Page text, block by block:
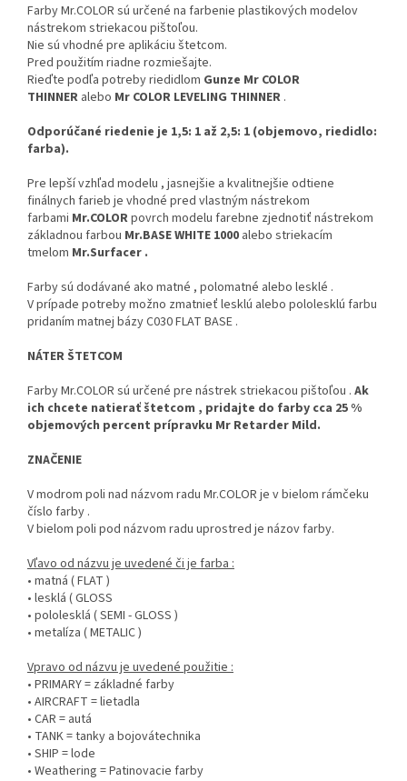
Farby Mr.COLOR sú určené na farbenie plastikových modelov
nástrekom striekacou pištoľou.
Nie sú vhodné pre aplikáciu štetcom.
Pred použitím riadne rozmiešajte.
Rieďte podľa potreby riedidlom Gunze Mr COLOR
THINNER alebo Mr COLOR LEVELING THINNER .
Odporúčané riedenie je 1,5: 1 až 2,5: 1 (objemovo, riedidlo:
farba).
Pre lepší vzhľad modelu , jasnejšie a kvalitnejšie odtiene
finálnych farieb je vhodné pred vlastným nástrekom
farbami Mr.COLORpovrch modelu farebne zjednotiť nástrekom
základnou farbou Mr.BASE WHITE 1000 alebo striekacím
tmelom Mr.Surfacer .
Farby sú dodávané ako matné , polomatné alebo lesklé .
V prípade potreby možno zmatnieť lesklú alebo pololesklú farbu
pridaním matnej bázy C030 FLAT BASE .
NÁTER ŠTETCOM
Farby Mr.COLOR sú určené pre nástrek striekacou pištoľou . Ak
ich chcete natierať štetcom , pridajte do farby cca 25 %
objemových percent prípravku Mr Retarder Mild.
ZNAČENIE
V modrom poli nad názvom radu Mr.COLOR je v bielom rámčeku
číslo farby .
V bielom poli pod názvom radu uprostred je názov farby.
Vľavo od názvu je uvedené či je farba :
• matná ( FLAT )
• lesklá ( GLOSS
• pololesklá ( SEMI - GLOSS )
• metalíza ( METALIC )
Vpravo od názvu je uvedené použitie :
• PRIMARY = základné farby
• AIRCRAFT = lietadla
• CAR = autá
• TANK = tanky a bojovátechnika
• SHIP = lode
• Weathering = Patinovacie farby